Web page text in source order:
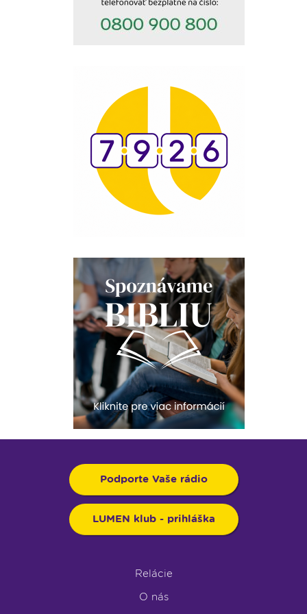
Podporte Vaše rádio
LUMEN klub - prihláška
Relácie
O nás